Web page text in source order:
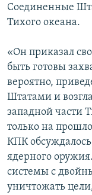
Соединенные
Тихого океана.
«Он приказал
быть готовы
вероятно,
Штатами и
западной части
только на
КПК
ядерного
системы с
уничтожать